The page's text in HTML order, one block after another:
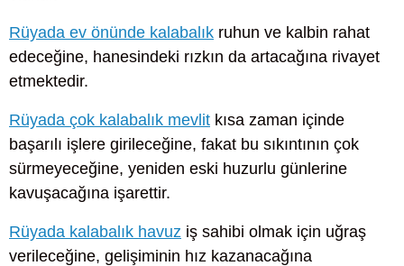
Rüyada ev önünde kalabalık ruhun ve kalbin rahat
edeceğine, hanesindeki rızkın da artacağına rivayet
etmektedir.
Rüyada çok kalabalık mevlit kısa zaman içinde
başarılı işlere girileceğine, fakat bu sıkıntının çok
sürmeyeceğine, yeniden eski huzurlu günlerine
kavuşacağına işarettir.
Rüyada kalabalık havuz iş sahibi olmak için uğraş
verileceğine, gelişiminin hız kazanacağına